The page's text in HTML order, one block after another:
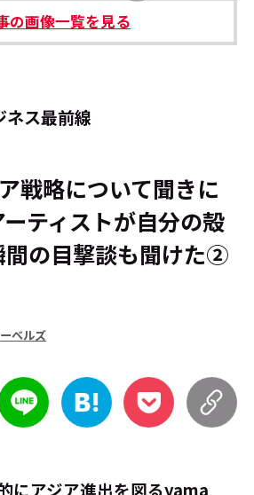
にあたって Cookie Settings
の画像一覧を見る
ネス最前線
戦略について聞きに
ティストが自分の殻
間の目撃談も聞けた➁
ベルズ
にアジア進出を図るyama